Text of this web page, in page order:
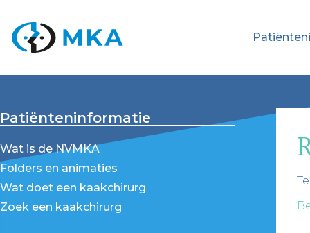
Patiënteninformatie
Wat is de NVMKA
Folders en animaties
Wat doet een kaakchirurg
Zoek een kaakchirurg